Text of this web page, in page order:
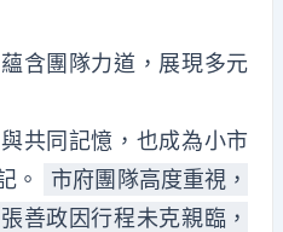
含團隊力道，展現多元
共同記憶，也成為小市
。
市府團隊高度重視，
善政因行程未克親臨，